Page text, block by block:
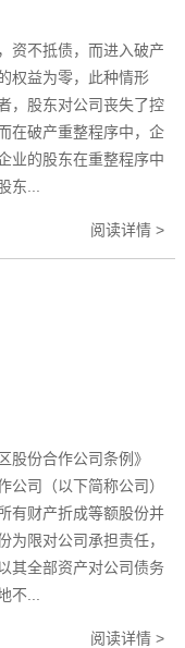
资不抵债，而进入破产
权益为零，此种情形
，股东对公司丧失了控
在破产重整程序中，企
业的股东在重整程序中
东...
阅读详情 >
股份合作公司条例》
公司（以下简称公司）
有财产折成等额股份并
为限对公司承担责任，
其全部资产对公司债务
不...
阅读详情 >